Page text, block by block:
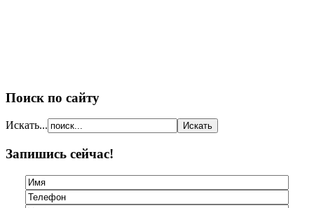
Поиск по сайту
Искать...
Запишись сейчас!